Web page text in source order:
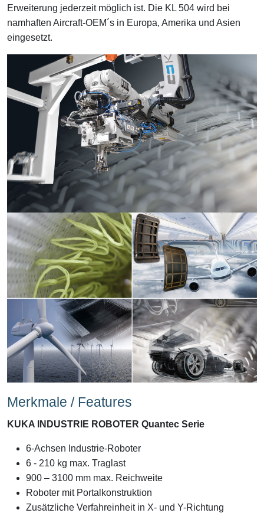
Erweiterung jederzeit möglich ist. Die KL 504 wird bei
namhaften Aircraft-OEM´s in Europa, Amerika und Asien
eingesetzt.
Merkmale / Features
KUKA INDUSTRIE ROBOTER Quantec Serie
6-Achsen Industrie-Roboter
6 - 210 kg max. Traglast
900 – 3100 mm max. Reichweite
Roboter mit Portalkonstruktion
Zusätzliche Verfahreinheit in X- und Y-Richtung